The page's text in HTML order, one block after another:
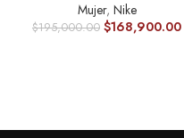
Mujer, Nike
$195,000.00 $168,900.00